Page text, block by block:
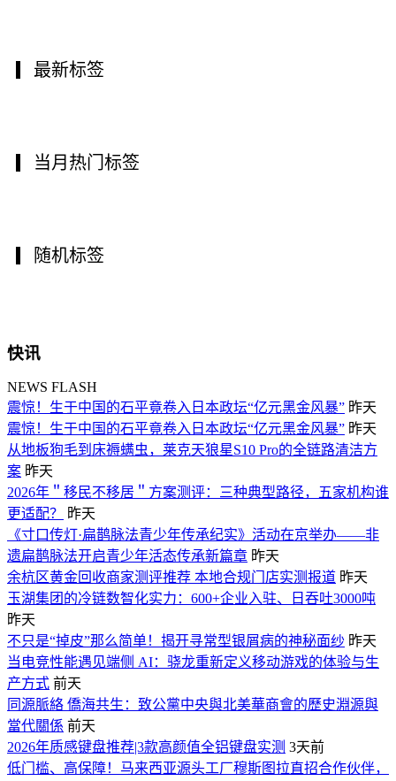
最新标签
当月热门标签
随机标签
快讯
NEWS FLASH
震惊！生于中国的石平竟卷入日本政坛“亿元黑金风暴” 昨天
震惊！生于中国的石平竟卷入日本政坛“亿元黑金风暴” 昨天
从地板狗毛到床褥螨虫，莱克天狼星S10 Pro的全链路清洁方
案 昨天
2026年＂移民不移居＂方案测评：三种典型路径，五家机构谁
更适配？
昨天
《寸口传灯·扁鹊脉法青少年传承纪实》活动在京举办——非
遗扁鹊脉法开启青少年活态传承新篇章 昨天
余杭区黄金回收商家测评推荐 本地合规门店实测报道 昨天
玉湖集团的冷链数智化实力：600+企业入驻、日吞吐3000吨
昨天
不只是“掉皮”那么简单！揭开寻常型银屑病的神秘面纱 昨天
当电竞性能遇见端侧 AI：骁龙重新定义移动游戏的体验与生
产方式 前天
同源脈絡 僑海共生：致公黨中央與北美華商會的歷史淵源與
當代關係 前天
2026年质感键盘推荐|3款高颜值全铝键盘实测 3天前
低门槛、高保障！马来西亚源头工厂穆斯图拉直招合作伙伴，